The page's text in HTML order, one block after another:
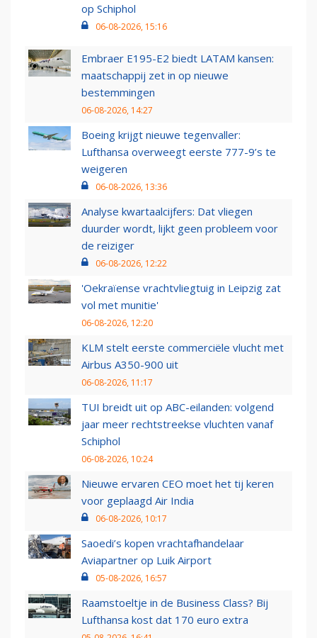
op Schiphol
06-08-2026, 15:16
Embraer E195-E2 biedt LATAM kansen:
maatschappij zet in op nieuwe
bestemmingen
06-08-2026, 14:27
Boeing krijgt nieuwe tegenvaller:
Lufthansa overweegt eerste 777-9’s te
weigeren
06-08-2026, 13:36
Analyse kwartaalcijfers: Dat vliegen
duurder wordt, lijkt geen probleem voor
de reiziger
06-08-2026, 12:22
'Oekraïense vrachtvliegtuig in Leipzig zat
vol met munitie'
06-08-2026, 12:20
KLM stelt eerste commerciële vlucht met
Airbus A350-900 uit
06-08-2026, 11:17
TUI breidt uit op ABC-eilanden: volgend
jaar meer rechtstreekse vluchten vanaf
Schiphol
06-08-2026, 10:24
Nieuwe ervaren CEO moet het tij keren
voor geplaagd Air India
06-08-2026, 10:17
Saoedi’s kopen vrachtafhandelaar
Aviapartner op Luik Airport
05-08-2026, 16:57
Raamstoeltje in de Business Class? Bij
Lufthansa kost dat 170 euro extra